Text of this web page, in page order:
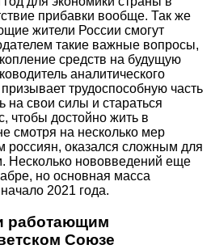
прибавки вообще. Так же
жители России смогут
такие важные вопросы,
средств на будущую
аналитического
трудоспособную часть
на свои силы и стараться
чтобы достойно жить в
смотря на несколько мер
россиян, оказался сложным для
Несколько нововведений еще
но основная масса
2021 года.
работающим
Союзе